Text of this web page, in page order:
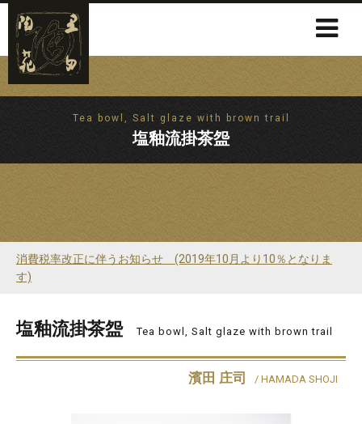
Tea bowl, Salt glaze with brown trail
塩釉流掛茶盌
消費税率改正に伴うお知らせ (2019年10月より10％となりま
す)
塩釉流掛茶盌 Tea bowl, Salt glaze with brown trail
濱田 庄司 / HAMADA SHOJI